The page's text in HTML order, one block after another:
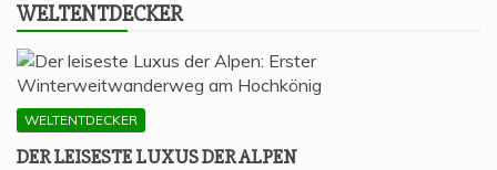
WELT­ENT­DE­CKER
WELTENTDECKER
DER LEI­SES­TE LUXUS DER ALPEN